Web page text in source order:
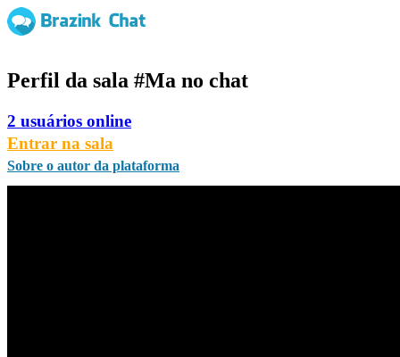
Perfil da sala #Ma no chat
2 usuários online
Entrar na sala
Sobre o autor da plataforma